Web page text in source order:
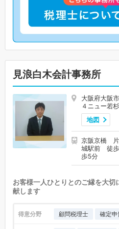
見浪白木会計事務所
大阪府大阪
４ニュー若
地図
京阪京橋
城駅前 徒
歩5分
お客様一人ひとりとのご縁を大
献します
得意分野 顧問税理士 確定申